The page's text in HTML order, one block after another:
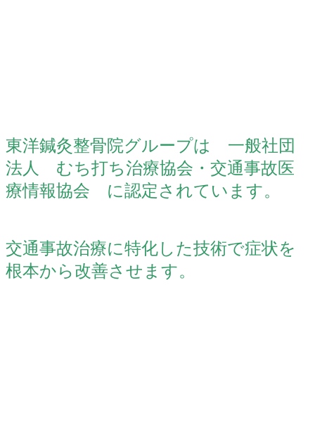
東洋鍼灸整骨院グループは 一般社団
法人 むち打ち治療協会・交通事故医
療情報協会 に認定されています。
交通事故治療に特化した技術で症状を
根本から改善させます。